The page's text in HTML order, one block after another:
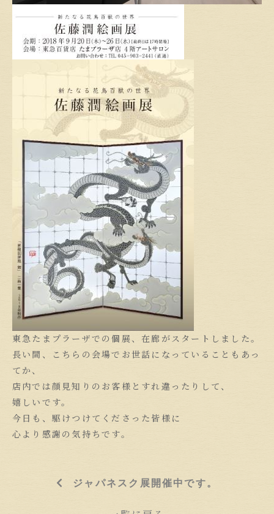
東急たまプラーザでの個展、在廊がスタートしました。
長い間、こちらの会場でお世話になっていることもあっ
てか、
店内では顔見知りのお客様とすれ違ったりして、
嬉しいです。
今日も、駆けつけてくださった皆様に
心より感謝の気持ちです。
ジャパネスク展開催中です。